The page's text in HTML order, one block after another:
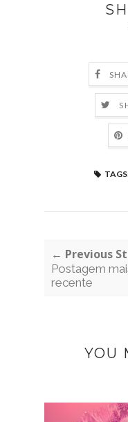
← Previous
Postagem
recente
YOU